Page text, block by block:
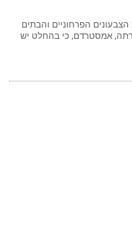
הפרחוניים והבתים
אמסטרדם, כי בהחלט יש